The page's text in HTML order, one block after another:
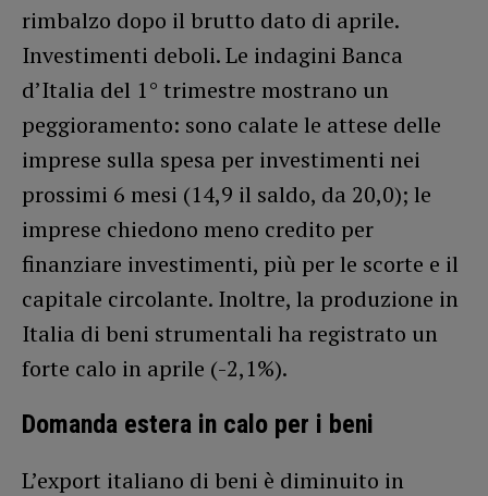
rimbalzo dopo il brutto dato di aprile.
Investimenti deboli. Le indagini Banca
d’Italia del 1° trimestre mostrano un
peggioramento: sono calate le attese delle
imprese sulla spesa per investimenti nei
prossimi 6 mesi (14,9 il saldo, da 20,0); le
imprese chiedono meno credito per
finanziare investimenti, più per le scorte e il
capitale circolante. Inoltre, la produzione in
Italia di beni strumentali ha registrato un
forte calo in aprile (-2,1%).
Domanda estera in calo per i beni
L’export italiano di beni è diminuito in